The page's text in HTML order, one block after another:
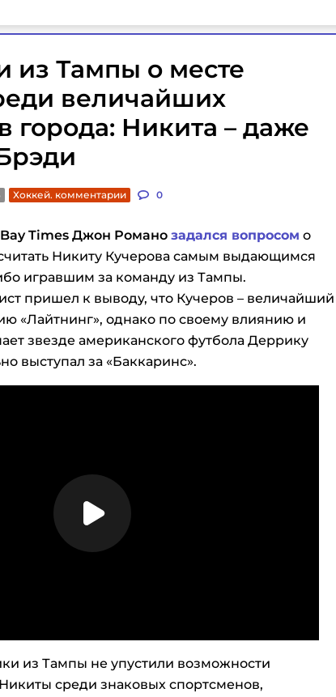
из Тампы о месте
величайших
города: Никита – даже
Хоккей. комментарии 0
Times Джон Романо задался вопросом о
Никиту Кучерова самым выдающимся
игравшим за команду из Тампы.
пришел к выводу, что Кучеров – величайший
«Лайтнинг», однако по своему влиянию и
звезде американского футбола Деррику
выступал за «Баккаринс».
из Тампы не упустили возможности
среди знаковых спортсменов,